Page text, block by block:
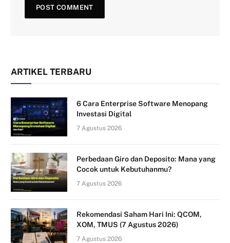
ARTIKEL TERBARU
6 Cara Enterprise Software Menopang
Investasi Digital
7 Agustus 2026
Perbedaan Giro dan Deposito: Mana yang
Cocok untuk Kebutuhanmu?
7 Agustus 2026
Rekomendasi Saham Hari Ini: QCOM,
XOM, TMUS (7 Agustus 2026)
7 Agustus 2026